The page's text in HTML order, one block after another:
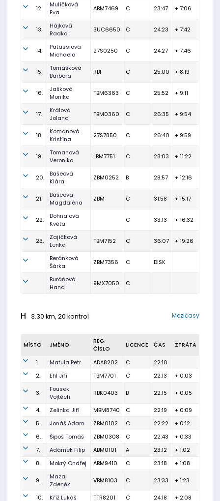
12.
Mulíčková
Eva
ABM7469 C 23:47 + 7:06
13.
Hájková
Radka
3UC6650 C 24:23 + 7:42
14.
Patassiová
Michaela
27S0250 C 24:27 + 7:46
15.
Tomášková
Barbora
RBI C 25:00 + 8:19
16.
Jašková
Monika
TBM6363 C 25:52 + 9:11
17.
Králová
Jolana
TBM0360 C 26:35 + 9:54
18.
Komanová
Kristína
27S7850 C 26:40 + 9:59
19.
Tomanová
Veronika
LBM7751 C 28:03 + 11:22
20.
Bašeová
Klára
ZBM0252 B 28:57 + 12:16
21.
Bašeová
Magdaléna
ZBM C 31:58 + 15:17
22.
Dohnalová
Květa
C 33:13 + 16:32
23.
Zajíčková
Lenka
TBM7152 C 36:07 + 19:26
Beránková
Šárka
ZBM7356 C DISK
Buráňová
Hana
9MX7050 C
H 3.30 km, 20 kontrol Mezičasy
MÍSTO JMÉNO
REG.
ČÍSLO
LICENCE ČAS ZTRÁTA
1. Matula Petr ADA8202 C
22:10
2.
Ehl Jiří TBM7701 C 22:13 + 0:03
3.
Fousek
Vojtěch
RBK0403 B 22:15 + 0:05
4. Zelinka Jiří MBM8740 C 22:19
+ 0:09
5.
Jonáš Adam ZBM0102 C 22:22
+ 0:12
6.
Šipoš Tomáš ZBM0308 C 22:43
+ 0:33
7.
Adámek Filip ABM0101 A 23:12
+ 1:02
8.
Mokrý Ondřej ABM9410 C 23:18 + 1:08
9.
Mazal
Zdeněk
VBM8103 C 23:33 + 1:23
10. Kříž Lukáš TTR8201 C 24:18 + 2:08